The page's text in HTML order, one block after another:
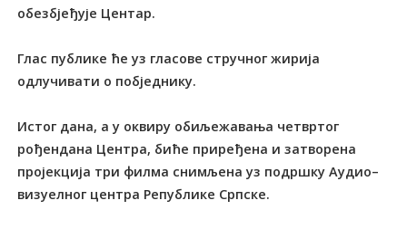
обезбјеђује Центар.
Глас публике ће уз гласове стручног жирија
одлучивати о побједнику.
Истог дана, а у оквиру обиљежавања четвртог
рођендана Центра, биће приређена и затворена
пројекција три филма снимљена уз подршку Аудио–
визуелног центра Републике Српске.